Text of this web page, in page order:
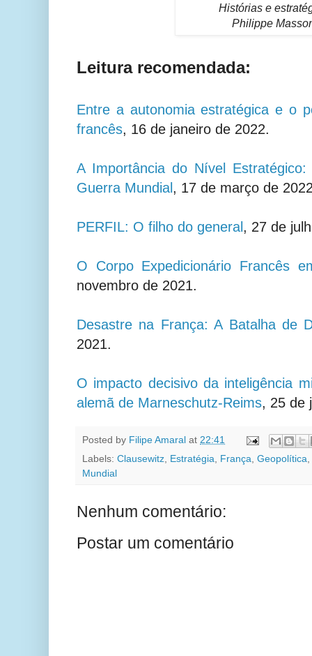
Histórias e
Philippe
Leitura recomendada:
Entre a autonomia estratégica e o
francês, 16 de janeiro de 2022.
A Importância do Nível
Guerra Mundial , 17 de março de
PERFIL: O filho do general , 27 de
O Corpo Expedicionário Francês
novembro de 2021.
Desastre na França: A Batalha de
2021.
O impacto decisivo da inteligência
alemã de Marneschutz-Reims, 25 de
Posted by Filipe Amaral at 22:41
Labels: Clausewitz Estratégia França Geopolítica
Mundial
Nenhum comentário:
Postar um comentário